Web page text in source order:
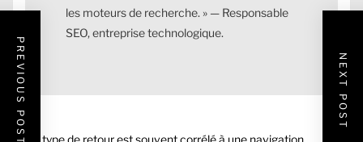
les moteurs de recherche. » — Responsable
SEO, entreprise technologique.
Ce type de retour est souvent corrélé à une navigation
PREVIOUS POST NEXT POST